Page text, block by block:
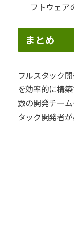
フトウェア
まとめ
フルスタック
を効率的に構
数の開発チー
タック開発者が